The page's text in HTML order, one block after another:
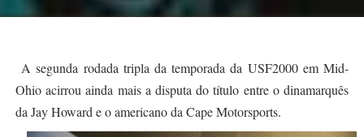
A segunda rodada tripla da temporada da USF2000 em Mid-
Ohio acirrou ainda mais a disputa do título entre o dinamarquês
da Jay Howard e o americano da Cape Motorsports.